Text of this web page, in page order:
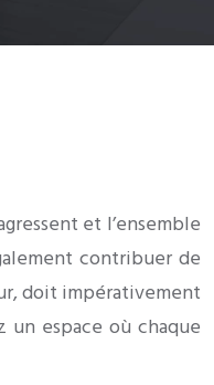
et l’ensemble
contribuer de
doit impérativement
un espace où chaque